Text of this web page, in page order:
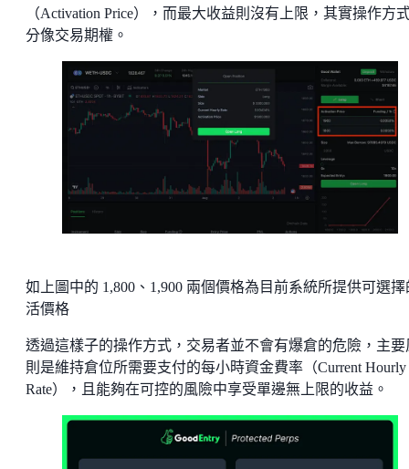
（Activation Price），而最大收益則沒有上限，其實操作方
分像交易期權。
如上圖中的 1,800、1,900 兩個價格為目前系統所提供可選擇
活價格
透過這樣子的操作方式，交易者並不會有爆倉的危險，主要
則是維持倉位所需要支付的每小時資金費率（Current Hourly
Rate），且能夠在可控的風險中享受單邊無上限的收益。